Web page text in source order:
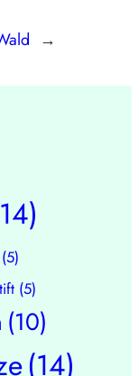
→
(5)
(5)
(10)
(14)